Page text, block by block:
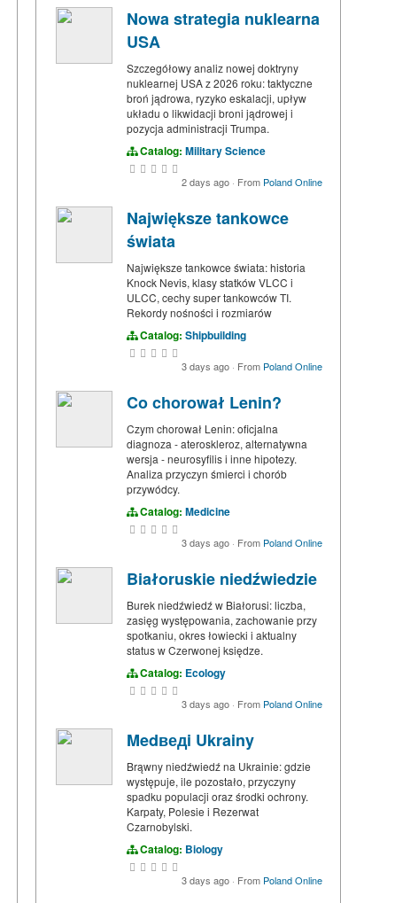
Nowa strategia nuklearna
USA
Szczegółowy analiz nowej doktryny
nuklearnej USA z 2026 roku: taktyczne
broń jądrowa, ryzyko eskalacji, upływ
układu o likwidacji broni jądrowej i
pozycja administracji Trumpa.
Catalog: Military Science
2 days ago · From Poland Online
Największe tankowce
świata
Największe tankowce świata: historia
Knock Nevis, klasy statków VLCC i
ULCC, cechy super tankowców TI.
Rekordy nośności i rozmiarów
Catalog: Shipbuilding
3 days ago · From Poland Online
Co chorował Lenin?
Czym chorował Lenin: oficjalna
diagnoza - ateroskleroz, alternatywna
wersja - neurosyfilis i inne hipotezy.
Analiza przyczyn śmierci i chorób
przywódcy.
Catalog: Medicine
3 days ago · From Poland Online
Białoruskie niedźwiedzie
Burek niedźwiedź w Białorusi: liczba,
zasięg występowania, zachowanie przy
spotkaniu, okres łowiecki i aktualny
status w Czerwonej księdze.
Catalog: Ecology
3 days ago · From Poland Online
Medведi Ukrainy
Brąwny niedźwiedź na Ukrainie: gdzie
występuje, ile pozostało, przyczyny
spadku populacji oraz środki ochrony.
Karpaty, Polesie i Rezerwat
Czarnobylski.
Catalog: Biology
3 days ago · From Poland Online